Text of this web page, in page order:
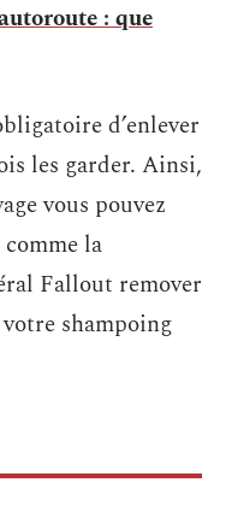
: que
d’enlever
les garder. Ainsi,
vous pouvez
la
Fallout remover
shampoing